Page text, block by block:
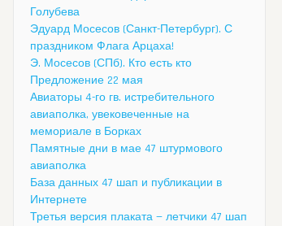
Голубева
Эдуард Мосесов (Санкт-Петербург). С
праздником Флага Арцаха!
Э. Мосесов (СПб). Кто есть кто
Предложение 22 мая
Авиаторы 4-го гв. истребительного
авиаполка, увековеченные на
мемориале в Борках
Памятные дни в мае 47 штурмового
авиаполка
База данных 47 шап и публикации в
Интернете
Третья версия плаката — летчики 47 шап